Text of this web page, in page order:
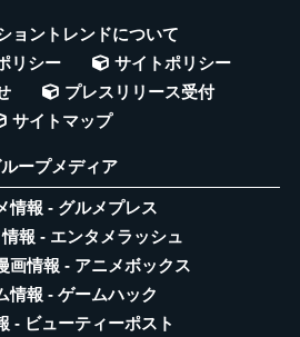
ョントレンドについて
リシー
サイトポリシー
プレスリリース受付
サイトマップ
ープメディア
情報 - グルメプレス
報 - エンタメラッシュ
画情報 - アニメボックス
情報 - ゲームハック
- ビューティーポスト